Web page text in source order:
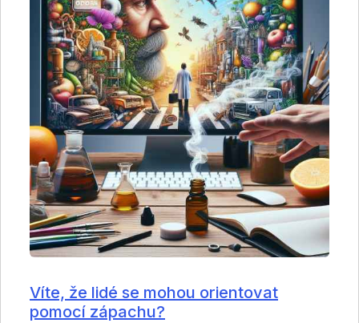
Víte, že lidé se mohou orientovat
pomocí zápachu?